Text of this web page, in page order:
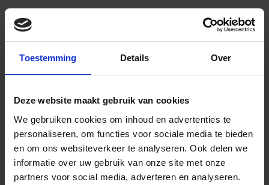
Toestemming Details Over
Deze website maakt gebruik van cookies
We gebruiken cookies om inhoud en advertenties te
personaliseren, om functies voor sociale media te bieden
en om ons websiteverkeer te analyseren. Ook delen we
informatie over uw gebruik van onze site met onze
partners voor social media, adverteren en analyseren.